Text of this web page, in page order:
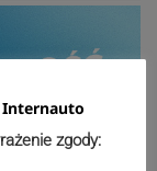
Internauto
zgody: